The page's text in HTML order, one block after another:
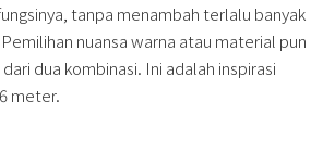
tanpa menambah terlalu banyak
nuansa warna atau material pun
dua kombinasi. Ini adalah inspirasi
meter.